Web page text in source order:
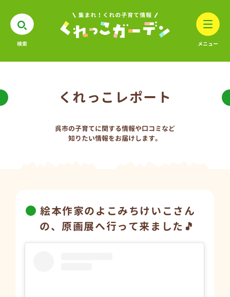
検索 メニュー
くれっこレポート
呉市の子育てに関する情報や口コミなど
知りたい情報をお届けします。
絵本作家のよこみちけいこさん
の、原画展へ行って来ました🎵